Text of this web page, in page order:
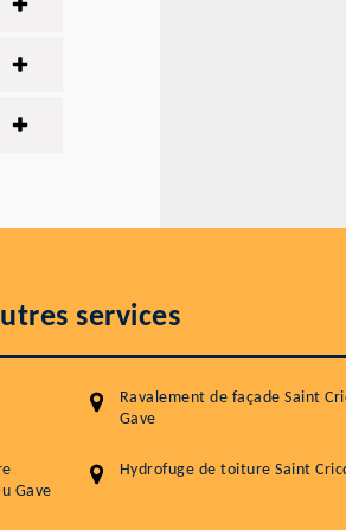
services
Ravalement de façade Saint
Gave
Gave
Hydrofuge de toiture Saint